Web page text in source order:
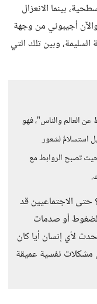
بينما الانعزال
أجيبوني من وجهة
وبين تلك التي
عن العالم والناس"، فهو
استسلامٌ لشعور
تصبح الروابط مع
حتى الاجتماعيين قد
لضغوط أو صدمات
لأي إنسان أيا كان
مشكلات نفسية عميقة